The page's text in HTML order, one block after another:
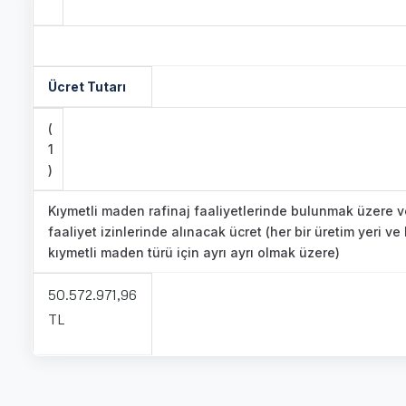
Ücret Tutarı
(
1
)
Kıymetli maden rafinaj faaliyetlerinde bulunmak üzere
faaliyet izinlerinde alınacak ücret (her bir üretim yeri ve
kıymetli maden türü için ayrı ayrı olmak üzere)
50.572.971,96
TL